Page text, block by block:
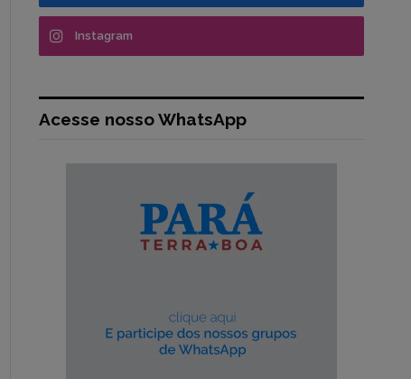
Instagram
Acesse nosso WhatsApp